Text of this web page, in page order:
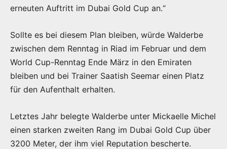
erneuten Auftritt im Dubai Gold Cup an.“
Sollte es bei diesem Plan bleiben, würde Walderbe
zwischen dem Renntag in Riad im Februar und dem
World Cup-Renntag Ende März in den Emiraten
bleiben und bei Trainer Saatish Seemar einen Platz
für den Aufenthalt erhalten.
Letztes Jahr belegte Walderbe unter Mickaelle Michel
einen starken zweiten Rang im Dubai Gold Cup über
3200 Meter, der ihm viel Reputation bescherte.